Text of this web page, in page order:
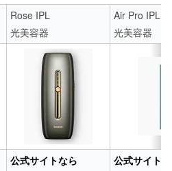
Rose IPL
光美容器
Air Pro IPL
光美容器
公式サイトなら
公式サイト